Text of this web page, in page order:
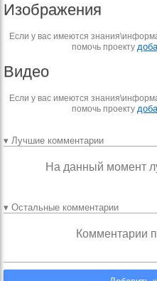
Изображения
Если у вас имеются
помочь проекту
Видео
Если у вас имеются
помочь проекту
▾ Лучшие комментарии
На данный момент
▾ Остальные комментарии
Комментарии